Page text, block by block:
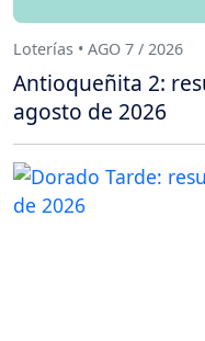
Loterías • AGO 7 / 2026
Antioqueñita 2:
agosto de 2026